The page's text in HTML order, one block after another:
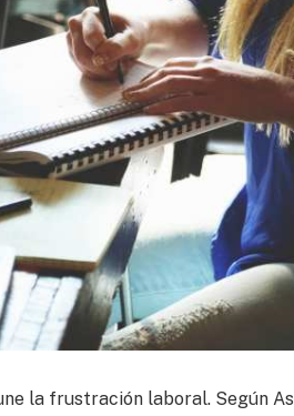
la frustración laboral. Según